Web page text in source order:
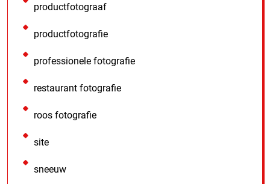
productfotograaf
productfotografie
professionele fotografie
restaurant fotografie
roos fotografie
site
sneeuw